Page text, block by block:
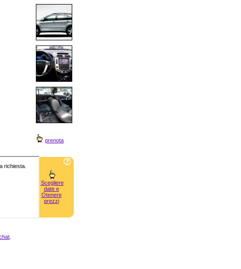
prenota
Scegliere
date e
Otenere
prezzi